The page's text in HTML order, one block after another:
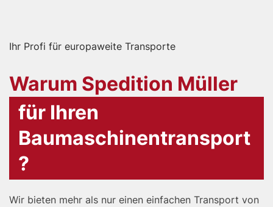
Ihr Profi für europaweite Transporte
Warum Spedition Müller
für Ihren
Baumaschinentransport
?
Wir bieten mehr als nur einen einfachen Transport von